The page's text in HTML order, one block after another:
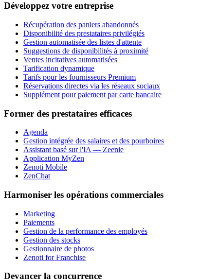
Développez votre entreprise
Récupération des paniers abandonnés
Disponibilité des prestataires privilégiés
Gestion automatisée des listes d'attente
Suggestions de disponibilités à proximité
Ventes incitatives automatisées
Tarification dynamique
Tarifs pour les fournisseurs Premium
Réservations directes via les réseaux sociaux
Supplément pour paiement par carte bancaire
Former des prestataires efficaces
Agenda
Gestion intégrée des salaires et des pourboires
Assistant basé sur l'IA — Zeenie
Application MyZen
Zenoti Mobile
ZenChat
Harmoniser les opérations commerciales
Marketing
Paiements
Gestion de la performance des employés
Gestion des stocks
Gestionnaire de photos
Zenoti for Franchise
Devancer la concurrence